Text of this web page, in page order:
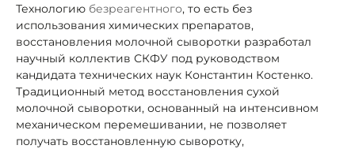
Технологию безреагентного, то есть без
использования химических препаратов,
восстановления молочной сыворотки разработал
научный коллектив СКФУ под руководством
кандидата технических наук Константин Костенко.
Традиционный метод восстановления сухой
молочной сыворотки, основанный на интенсивном
механическом перемешивании, не позволяет
получать восстановленную сыворотку,